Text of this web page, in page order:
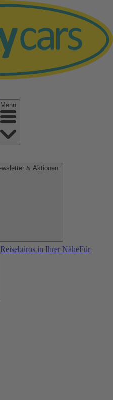
Menü
Reisebüros in Ihrer NäheFür